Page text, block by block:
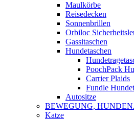
Maulkörbe
Reisedecken
Sonnenbrillen
Orbiloc
Gassitaschen
Hundetaschen
PoochPack
Carrier Plaids
Fundle
Autositze
BEWEGUNG,
Katze